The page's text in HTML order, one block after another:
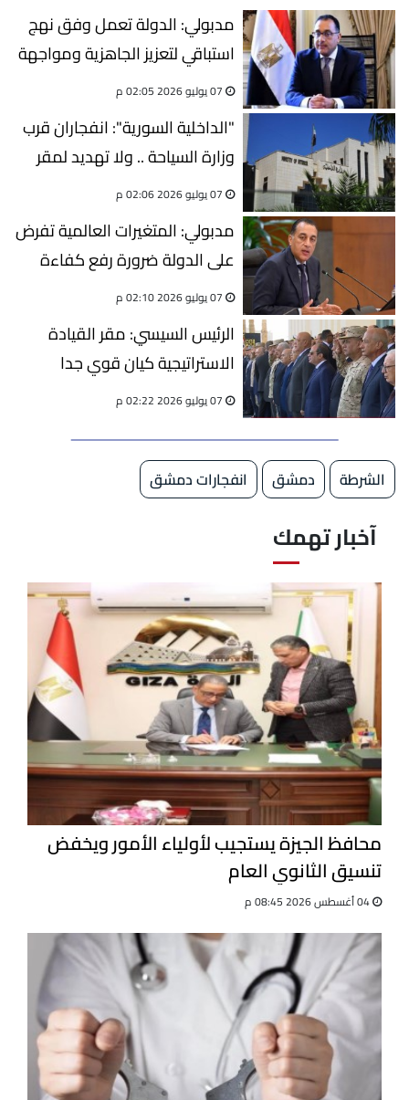
مدبولي: الدولة تعمل وفق نهج
استباقي لتعزيز الجاهزية ومواجهة
الأزمات
07 يوليو 2026 02:05 م
"الداخلية السورية": انفجاران قرب
وزارة السياحة .. ولا تهديد لمقر
إقامة الرئيس الفرنسي
07 يوليو 2026 02:06 م
مدبولي: المتغيرات العالمية تفرض
على الدولة ضرورة رفع كفاءة
مؤسساتها لمواجهة التحديات
07 يوليو 2026 02:10 م
الرئيس السيسي: مقر القيادة
الاستراتيجية كيان قوي جدا
07 يوليو 2026 02:22 م
الشرطة دمشق انفجارات دمشق
آخبار تهمك
محافظ الجيزة يستجيب لأولياء الأمور ويخفض
تنسيق الثانوي العام